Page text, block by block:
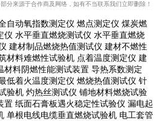
分来源于合作商及网络，如有不当联系我们立即删除！
自动氧指数测定仪 燃点测定仪 煤炭燃
仪 水平垂直燃烧测试仪 水平垂直燃烧
建材制品燃烧热值测试仪 建材不燃性
材料难燃性试验机 点着温度测定仪 建
料阴燃性能测试装置 导热系数测定
低着火温度测定仪 燃烧热值测试仪 针
验机 灼热丝测试仪 铺地材料燃烧试验
置 纸面石膏板遇火稳定性试验仪 漏电起
单根电线电缆垂直燃烧试验机 电工套管